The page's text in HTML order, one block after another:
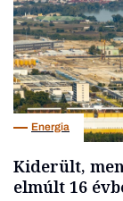
Energia
Kiderült,
elmúlt 16